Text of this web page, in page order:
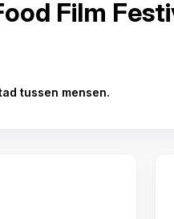
Film
tussen mensen.